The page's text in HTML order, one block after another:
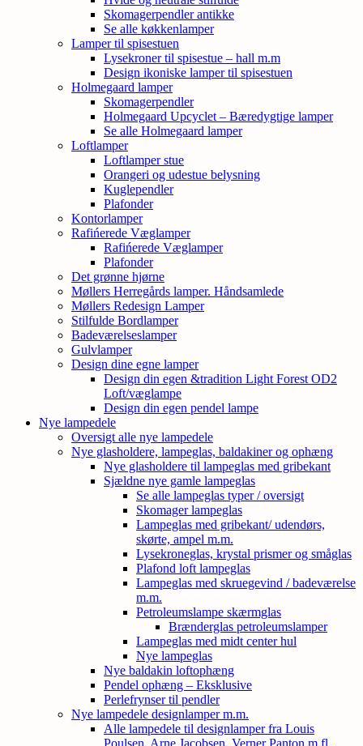
Skomagerpendler antikke
Se alle køkkenlamper
Lamper til spisestuen
Lysekroner til spisestue – hall m.m
Design ikoniske lamper til spisestuen
Holmegaard lamper
Skomagerpendler
Holmegaard Upcyclet – Bæredygtige lamper
Se alle Holmegaard lamper
Loftlamper
Loftlamper stue
Orangeri og udestue belysning
Kuglependler
Plafonder
Kontorlamper
Rafińerede Væglamper
Rafińerede Væglamper
Plafonder
Det grønne hjørne
Møllers Herregårds lamper. Håndsamlede
Møllers Redesign Lamper
Stilfulde Bordlamper
Badeværelseslamper
Gulvlamper
Design dine egne lamper
Design din egen &tradition Light Forest OD2
Loft/væglampe
Design din egen pendel lampe
Nye lampedele
Oversigt alle nye lampedele
Nye glasholdere, lampeglas, baldakiner og ophæng
Nye glasholdere til lampeglas med gribekant
Sjældne nye gamle lampeglas
Se alle lampeglas typer / oversigt
Skomager lampeglas
Lampeglas med gribekant/ udendørs,
skørte, ampel m.m.
Lysekroneglas, krystal prismer og småglas
Plafond loft lampeglas
Lampeglas med skruegevind / badeværelse
m.m.
Petroleumslampe skærmglas
Brænderglas petroleumslamper
Lampeglas med midt center hul
Nye lampeglas
Nye baldakin loftophæng
Pendel ophæng – Eksklusive
Perlefrynser til pendler
Nye lampedele designlamper m.m.
Alle lampedele til designlamper fra Louis
Poulsen, Arne Jacobsen, Verner Panton m.fl.